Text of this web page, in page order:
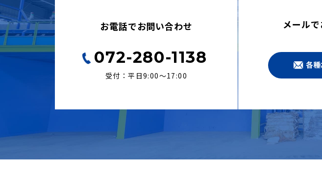
お電話でお問い合わせ
072-280-1138
受付：平日9:00〜17:00
メール
各